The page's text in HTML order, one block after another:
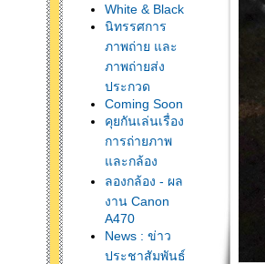
White & Black
นิทรรศการ
ภาพถ่าย และ
ภาพถ่ายส่ง
ประกวด
Coming Soon
คุยกันเล่นเรื่อง
การถ่ายภาพ
ละกล้อง
ลองกล้อง - ผล
งาน Canon
A470
News : ข่าว
ประชาสัมพันธ์